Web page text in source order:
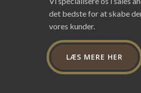
det bedste for at skabe
vores kunder.
LÆS MERE HER